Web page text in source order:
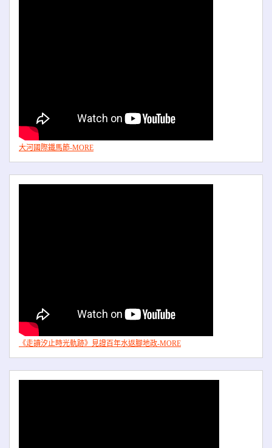
大河國際鐵馬節-MORE
《走讀汐止時光軌跡》見證百年水返腳地政-MORE